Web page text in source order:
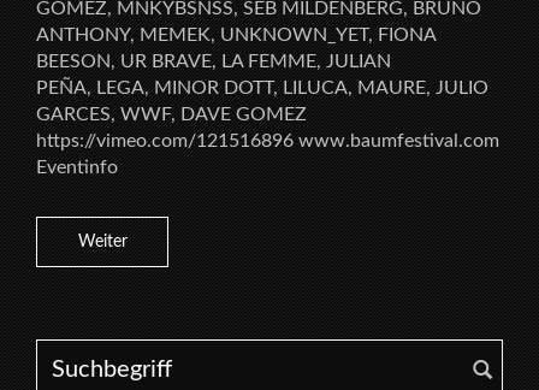
GOMEZ, MNKYBSNSS, SEB MILDENBERG, BRUNO
ANTHONY, MEMEK, UNKNOWN_YET, FIONA
BEESON, UR BRAVE, LA FEMME, JULIAN
PEÑA, LEGA, MINOR DOTT, LILUCA, MAURE, JULIO
GARCES, WWF, DAVE GOMEZ
https://vimeo.com/121516896 www.baumfestival.com
Eventinfo
Weiter
Search for: